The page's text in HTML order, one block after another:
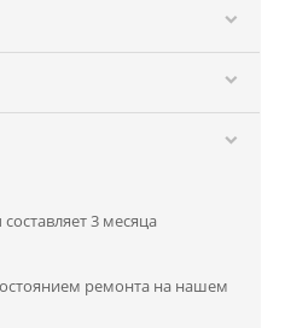
3 месяца
ремонта на нашем